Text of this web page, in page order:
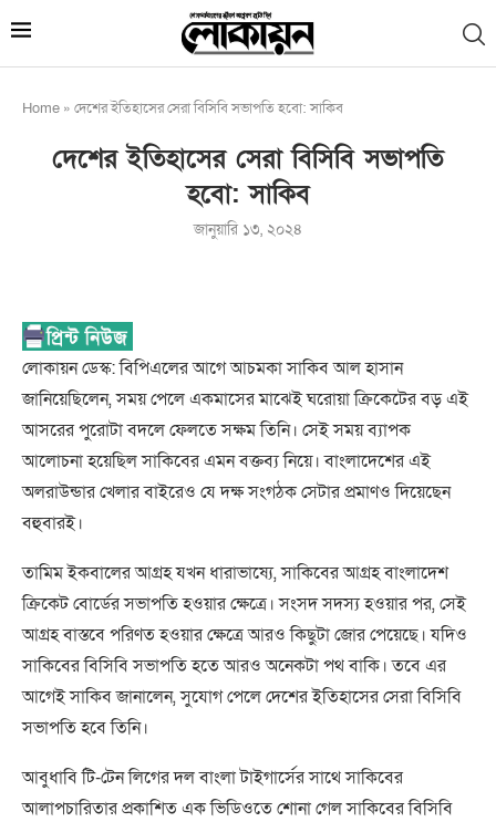
Home » দেশের ইতিহাসের সেরা বিসিবি সভাপতি হবো: সাকিব
দেশের ইতিহাসের সেরা বিসিবি সভাপতি
হবো: সাকিব
জানুয়ারি ১৩, ২০২৪
লোকায়ন ডেস্ক: বিপিএলের আগে আচমকা সাকিব আল হাসান
জানিয়েছিলেন, সময় পেলে একমাসের মাঝেই ঘরোয়া ক্রিকেটের বড় এই
আসরের পুরোটা বদলে ফেলতে সক্ষম তিনি। সেই সময় ব্যাপক
আলোচনা হয়েছিল সাকিবের এমন বক্তব্য নিয়ে। বাংলাদেশের এই
অলরাউন্ডার খেলার বাইরেও যে দক্ষ সংগঠক সেটার প্রমাণও দিয়েছেন
বহুবারই।
তামিম ইকবালের আগ্রহ যখন ধারাভাষ্যে, সাকিবের আগ্রহ বাংলাদেশ
ক্রিকেট বোর্ডের সভাপতি হওয়ার ক্ষেত্রে। সংসদ সদস্য হওয়ার পর, সেই
আগ্রহ বাস্তবে পরিণত হওয়ার ক্ষেত্রে আরও কিছুটা জোর পেয়েছে। যদিও
সাকিবের বিসিবি সভাপতি হতে আরও অনেকটা পথ বাকি। তবে এর
আগেই সাকিব জানালেন, সুযোগ পেলে দেশের ইতিহাসের সেরা বিসিবি
সভাপতি হবে তিনি।
আবুধাবি টি-টেন লিগের দল বাংলা টাইগার্সের সাথে সাকিবের
আলাপচারিতার প্রকাশিত এক ভিডিওতে শোনা গেল সাকিবের বিসিবি